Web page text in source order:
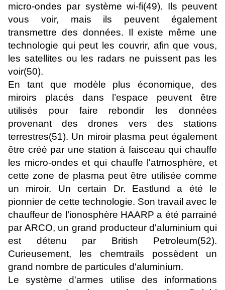
micro-ondes par système wi-fi(49). Ils peuvent
vous voir, mais ils peuvent également
transmettre des données. Il existe même une
technologie qui peut les couvrir, afin que vous,
les satellites ou les radars ne puissent pas les
voir(50).
En tant que modèle plus économique, des
miroirs placés dans l’espace peuvent être
utilisés pour faire rebondir les données
provenant des drones vers des stations
terrestres(51). Un miroir plasma peut également
être créé par une station à faisceau qui chauffe
les micro-ondes et qui chauffe l'atmosphère, et
cette zone de plasma peut être utilisée comme
un miroir. Un certain Dr. Eastlund a été le
pionnier de cette technologie. Son travail avec le
chauffeur de l’ionosphère HAARP a été parrainé
par ARCO, un grand producteur d'aluminium qui
est détenu par British Petroleum(52).
Curieusement, les chemtrails possèdent un
grand nombre de particules d'aluminium.
Le système d'armes utilise des informations